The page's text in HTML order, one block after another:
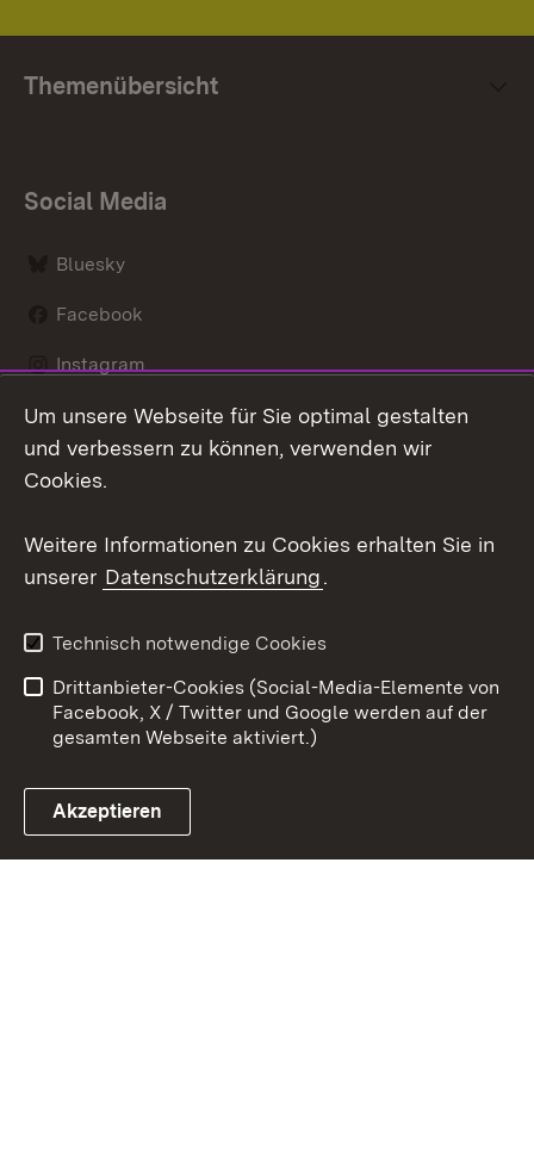
Themenübersicht
Social Media
Bluesky
Facebook
Instagram
LinkedIn
Link zum Landesportal
Datenschutz
Barrierefreiheit
Impressum
Cookies
Um unsere Webseite für Sie optimal gestalten
und verbessern zu können, verwenden wir
Cookies.
Weitere Informationen zu Cookies erhalten Sie in
unserer Datenschutzerklärung.
Technisch notwendige Cookies
Drittanbieter-Cookies (Social-Media-Elemente von
Facebook, X / Twitter und Google werden auf der
gesamten Webseite aktiviert.)
Akzeptieren